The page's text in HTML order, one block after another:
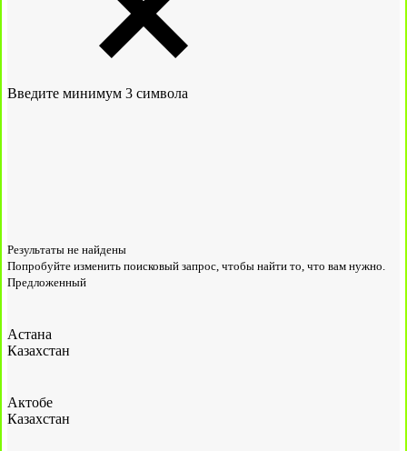
Введите минимум 3 символа
Результаты не найдены
Попробуйте изменить поисковый запрос, чтобы найти то, что вам нужно.
Предложенный
Астана
Казахстан
Актобе
Казахстан